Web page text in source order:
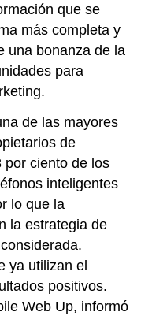
que se
más completa y
una bonanza de la
para
de las mayores
de
por ciento de los
inteligentes
lo que la
la estrategia de
ya utilizan el
positivos.
Web Up, informó